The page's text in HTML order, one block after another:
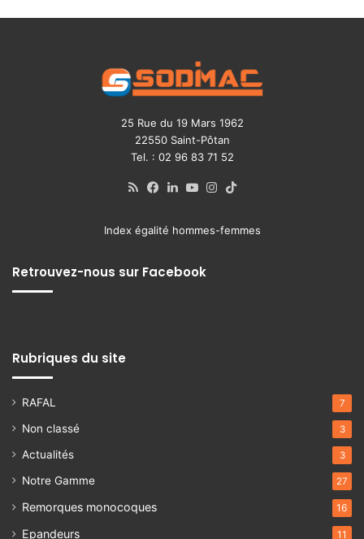
25 Rue du 19 Mars 1962
22550 Saint-Pôtan
Tel. : 02 96 83 71 52
RSS Facebook
Linkedin
YouTubeInstagram
Index égalité hommes-femmes
Retrouvez-nous sur Facebook
Rubriques du site
RAFAL 7
Non classé 3
Actualités 3
Notre Gamme 27
Remorques monocoques 16
Epandeurs 11